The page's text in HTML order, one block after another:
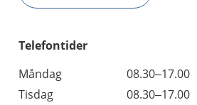
Telefontider
Måndag
08.30–17.00
Tisdag
08.30–17.00